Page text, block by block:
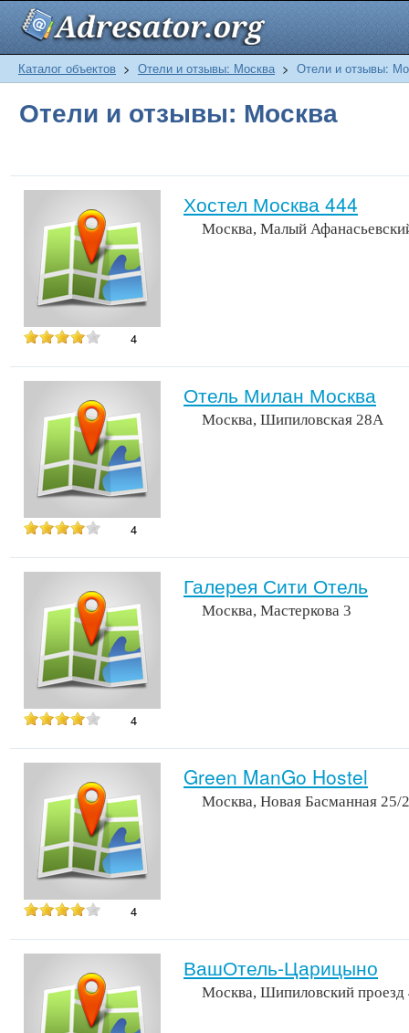
Каталог объектов > Отели и отзывы: Москва > Отели и отзывы:
Отели и отзывы: Москва
4
Хостел Москва 444
Москва, Малый
4
Отель Милан Москва
Москва, Шипиловская 28А
4
Галерея Сити Отель
Москва, Мастеркова 3
4
Green ManGo Hostel
Москва, Новая Басманная 25/2
ВашОтель-Царицыно
Москва, Шипиловский проезд